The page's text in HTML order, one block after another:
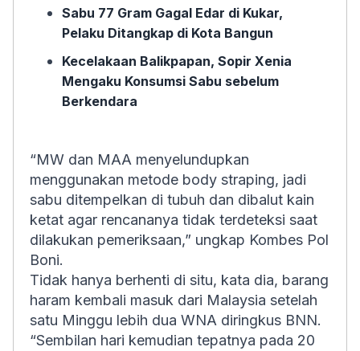
Sabu 77 Gram Gagal Edar di Kukar,
Pelaku Ditangkap di Kota Bangun
Kecelakaan Balikpapan, Sopir Xenia
Mengaku Konsumsi Sabu sebelum
Berkendara
“MW dan MAA menyelundupkan
menggunakan metode body straping, jadi
sabu ditempelkan di tubuh dan dibalut kain
ketat agar rencananya tidak terdeteksi saat
dilakukan pemeriksaan,” ungkap Kombes Pol
Boni.
Tidak hanya berhenti di situ, kata dia, barang
haram kembali masuk dari Malaysia setelah
satu Minggu lebih dua WNA diringkus BNN.
“Sembilan hari kemudian tepatnya pada 20